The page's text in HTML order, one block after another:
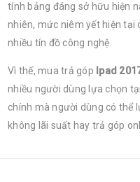
tính bảng đáng sở hữu hiện
nhiên, mức niêm yết hiện tại
nhiều tín đồ công nghệ.
Vì thế, mua trả góp Ipad
nhiều người dùng lựa chọn
chính mà người dùng có thể
không lãi suất hay trả góp